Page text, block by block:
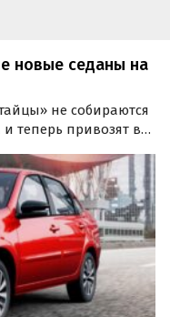
новые седаны на
не собираются
теперь привозят в
портал
5 самых доступных